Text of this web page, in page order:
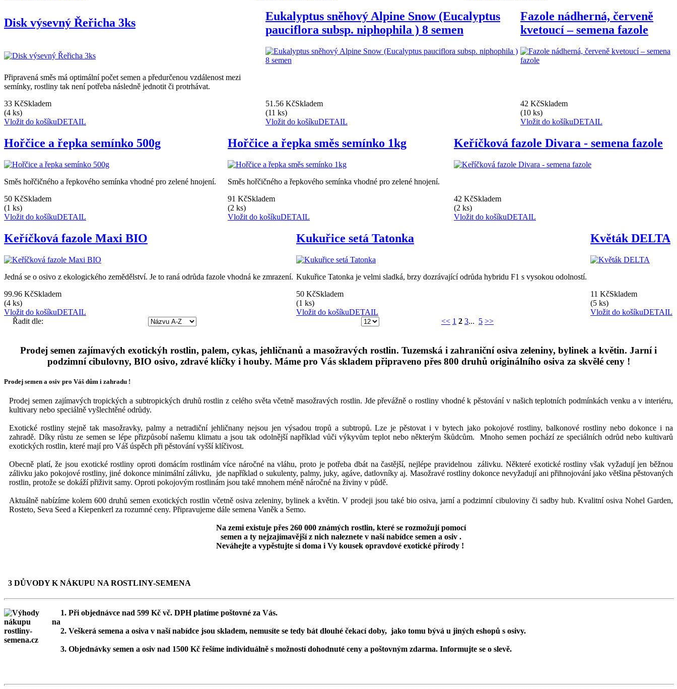
Disk výsevný Řeřicha 3ks
Eukalyptus sněhový Alpine Snow (Eucalyptus
pauciflora subsp. niphophila ) 8 semen
Fazole nádherná, červeně
kvetoucí – semena fazole
Připravená směs má optimální počet semen a předurčenou vzdálenost mezi
semínky, rostliny tak není potřeba následně jednotit či protrhávat.
33 KčSkladem
(4 ks)
Vložit do košíkuDETAIL
51.56 KčSkladem
(11 ks)
Vložit do košíkuDETAIL
42 KčSkladem
(10 ks)
Vložit do košíkuDETAIL
Hořčice a řepka semínko 500g Hořčice a řepka směs semínko 1kg Keříčková fazole Divara - semena fazole
Směs hořčičného a řepkového semínka vhodné pro zelené hnojení.
Směs hořčičného a řepkového semínka vhodné pro zelené hnojení.
50 KčSkladem
(1 ks)
Vložit do košíkuDETAIL
91 KčSkladem
(2 ks)
Vložit do košíkuDETAIL
42 KčSkladem
(2 ks)
Vložit do košíkuDETAIL
Keříčková fazole Maxi BIO Kukuřice setá Tatonka Květák DELTA
Jedná se o osivo z ekologického zemědělství. Je to raná odrůda fazole vhodná ke zmrazení. Kukuřice Tatonka je velmi sladká, brzy dozrávající odrůda hybridu F1 s vysokou odolností.
99.96 KčSkladem
(4 ks)
Vložit do košíkuDETAIL
50 KčSkladem
(1 ks)
Vložit do košíkuDETAIL
11 KčSkladem
(5 ks)
Vložit do košíkuDETAIL
Řadit dle:
<< 1 2 3... 5 >>
Prodej semen zajímavých exotickýh rostlin, palem, cykas, jehličnanů a masožravých rostlin. Tuzemská i zahraniční osiva zeleniny, bylinek a květin. Jarní i
podzimní cibulovny, BIO osivo, zdravé klíčky i houby. Máme pro Vás skladem připraveno přes 800 druhů originálního osiva za skvělé ceny !
Prodej semen a osiv pro Váš dům i zahradu !
Prodej semen zajímavých tropických a subtropických druhů rostlin z celého světa včetně masožravých rostlin. Jde převážně o rostliny vhodné k pěstování v našich teplotních podmínkách venku a v interiéru,
kultivary nebo speciálně vyšlechtěné odrůdy.
Exotické rostliny stejně tak masožravky, palmy a netradiční jehličnany nejsou jen výsadou tropů a subtropů. Lze je pěstovat i v bytech jako pokojové rostliny, balkonové rostliny nebo dokonce i na
zahradě. Díky růstu ze semen se lépe přizpůsobí našemu klimatu a jsou tak odolnější například vůči výkyvům teplot nebo některým škůdcům. Mnoho semen pochází zespeciálních odrůd nebo kultivarů
exotických rostlin, které mají pro Váš úspěch při pěstování vyšší klíčivost.
Obecně platí, že jsou exotické rostliny oproti domácím rostlinám více náročné na vláhu, proto je potřeba dbát na častější, nejlépe pravidelnou zálivku. Některé exotické rostliny však vyžadují jen běžnou
zálivku jako pokojové rostliny, jiné dokonce minimální zálivku, jde například o sukulenty, palmy, juky, agáve, datlovníky aj. Masožravé rostliny dokonce nevyžadují ani přihnojování jako většina pěstovaných
rostlin, protože se dokáží přiživit samy. Oproti pokojovým rostlinám jsou také mnohem méně náročné na živiny v půdě.
Aktuálně nabízíme kolem 600 druhů semen exotických rostlin včetně osiva zeleniny, bylinek a květin. V prodeji jsou také bio osiva, jarní a podzimní cibuloviny či sadby hub. Kvalitní osiva Nohel Garden,
Rosteto, Seva Seed a Kiepenkerl za rozumné ceny. Připravujeme dále semena Vaněk a Semo.
Na zemi existuje přes 260 000 známých rostlin, které se rozmožují pomocí
semen a ty nejzajímavější z nich naleznete v naší nabídce semen a osiv .
Neváhejte a vypěstujte si doma i Vy kousek opravdové exotické přírody !
3 DŮVODY K NÁKUPU NA ROSTLINY-SEMENA
1. Při objednávce nad 599 Kč vč. DPH platíme poštovné za Vás.
2. Veškerá semena a osiva v naší nabídce jsou skladem, nemusíte se tedy bát dlouhé čekací doby, jako tomu bývá u jiných eshopů s osivy.
3. Objednávky semen a osiv nad 1500 Kč řešíme individuálně s možností dohodnuté ceny a poštovným zdarma. Informujte se o slevě.